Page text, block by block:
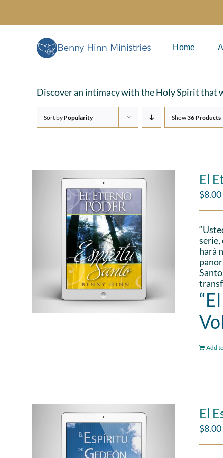
content
Home
Discover an intimacy with the Holy Spirit that
Sort by Popularity Show36 Products
El
$8.00
serie,
hará
Add
El
$8.00